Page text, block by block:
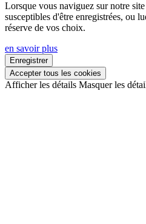
Lorsque vous naviguez sur notre
susceptibles d'être enregistrées, ou
réserve de vos choix.
en savoir plus
Enregistrer
Accepter tous les cookies
Afficher les détails Masquer les